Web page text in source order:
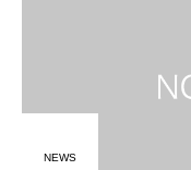
NEWS